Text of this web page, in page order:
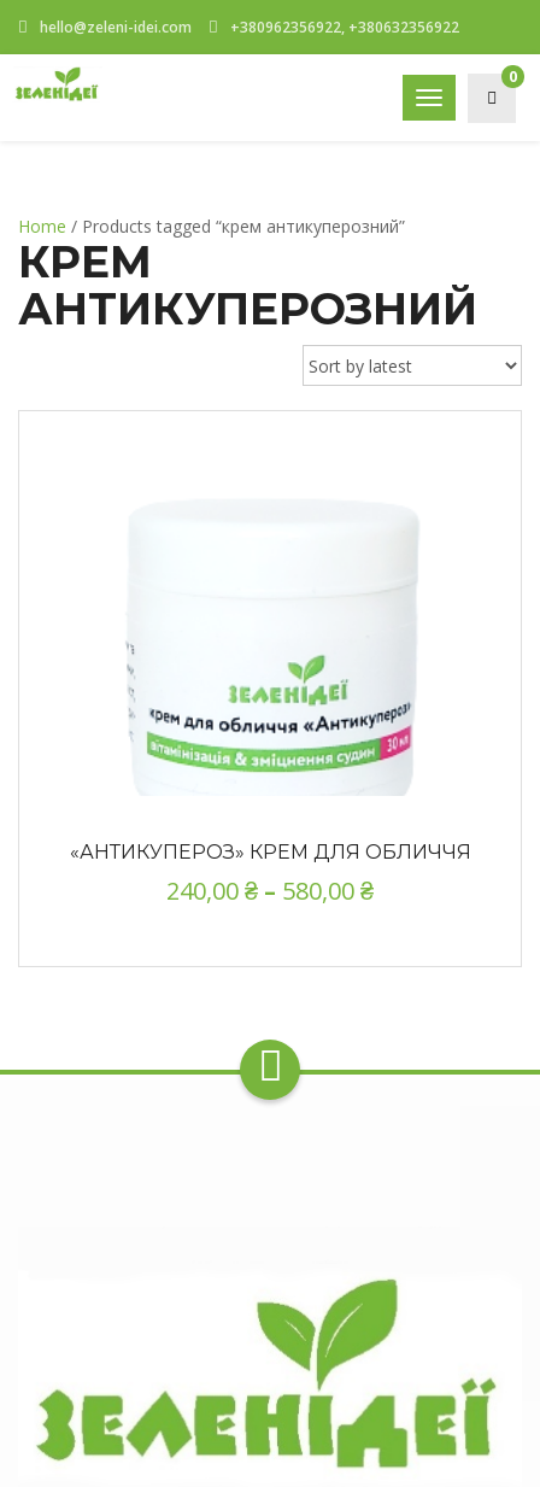
hello@zeleni-idei.com +380962356922, +380632356922
Toggle
navigation
0
Home / Products tagged “крем антикуперозний”
КРЕМ
АНТИКУПЕРОЗНИЙ
«АНТИКУПЕРОЗ» КРЕМ ДЛЯ ОБЛИЧЧЯ
240,00₴ – 580,00₴